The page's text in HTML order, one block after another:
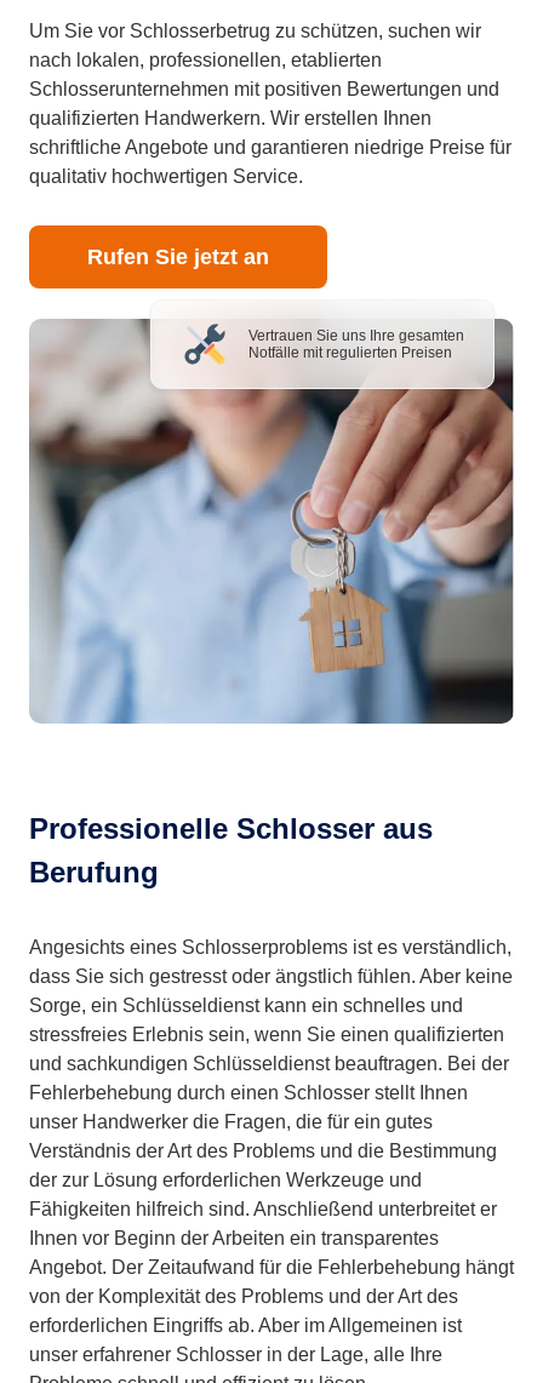
Um Sie vor Schlosserbetrug zu schützen, suchen wir
nach lokalen, professionellen, etablierten
Schlosserunternehmen mit positiven Bewertungen und
qualifizierten Handwerkern. Wir erstellen Ihnen
schriftliche Angebote und garantieren niedrige Preise für
qualitativ hochwertigen Service.
Rufen Sie jetzt an
Vertrauen Sie uns Ihre gesamten
Notfälle mit regulierten Preisen
Professionelle Schlosser aus
Berufung
Angesichts eines Schlosserproblems ist es verständlich,
dass Sie sich gestresst oder ängstlich fühlen. Aber keine
Sorge, ein Schlüsseldienst kann ein schnelles und
stressfreies Erlebnis sein, wenn Sie einen qualifizierten
und sachkundigen Schlüsseldienst beauftragen. Bei der
Fehlerbehebung durch einen Schlosser stellt Ihnen
unser Handwerker die Fragen, die für ein gutes
Verständnis der Art des Problems und die Bestimmung
der zur Lösung erforderlichen Werkzeuge und
Fähigkeiten hilfreich sind. Anschließend unterbreitet er
Ihnen vor Beginn der Arbeiten ein transparentes
Angebot. Der Zeitaufwand für die Fehlerbehebung hängt
von der Komplexität des Problems und der Art des
erforderlichen Eingriffs ab. Aber im Allgemeinen ist
unser erfahrener Schlosser in der Lage, alle Ihre